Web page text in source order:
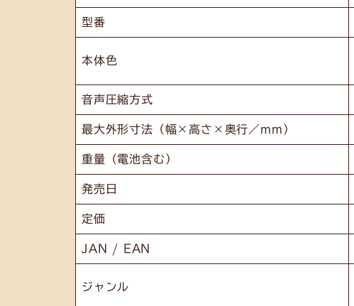
型番
本体色
音声圧縮方式
最大外形寸法（幅×高さ×奥行／mm）
重量（電池含む）
発売日
定価
JAN / EAN
ジャンル